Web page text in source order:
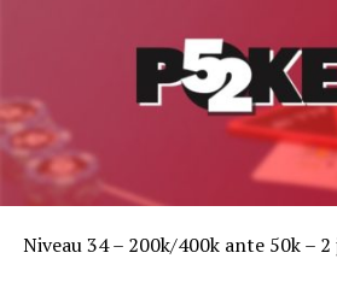
Niveau 34 – 200k/400k ante 50k – 2